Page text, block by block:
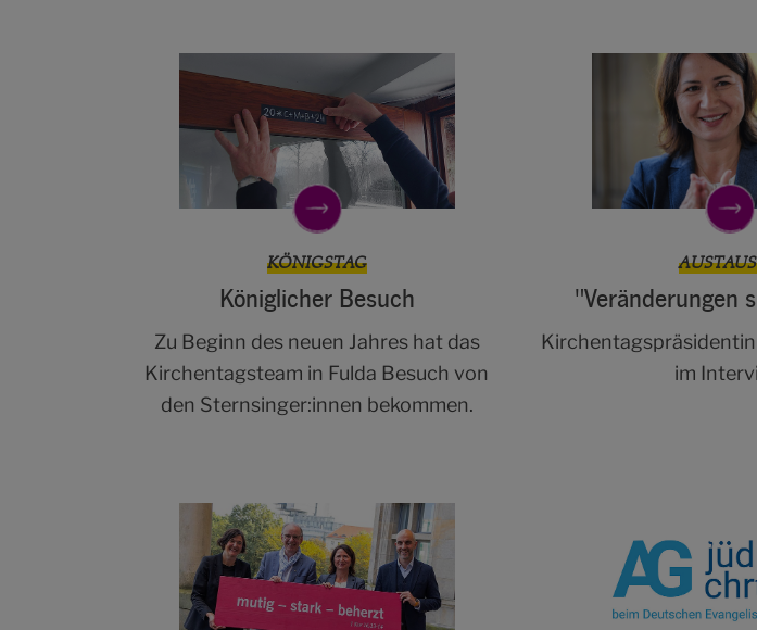
KÖNIGSTAG
Königlicher Besuch
Zu Beginn des neuen Jahres hat das
Kirchentagsteam in Fulda Besuch von
den Sternsinger:innen bekommen.
"Veränderungen
im